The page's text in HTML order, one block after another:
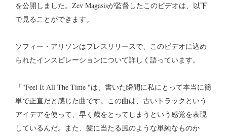
を公開しました。Zev Magasisが監督したこのビデオは、以下
で見ることができます。
ソフィー・アリソンはプレスリリースで、このビデオに込め
られたインスピレーションについて詳しく語っています。
「"Feel It All The Time "は、書いた瞬間に私にとって本当に簡
単で正直だと感じた曲です。この曲は、古いトラックという
アイデアを使って、早く歳をとってしまうという感覚を表現
しているんだ。また、髪に当たる風のような単純なものか